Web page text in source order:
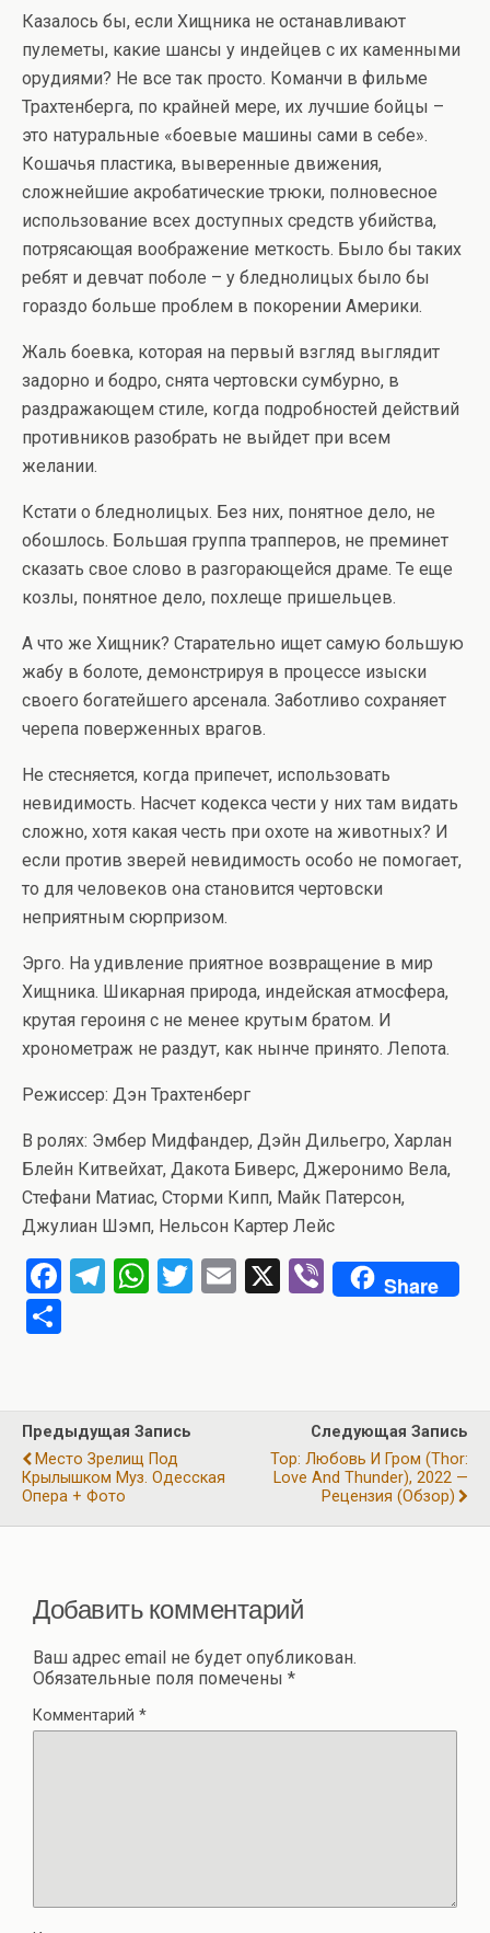
Казалось бы, если Хищника не останавливают
пулеметы, какие шансы у индейцев с их каменными
орудиями? Не все так просто. Команчи в фильме
Трахтенберга, по крайней мере, их лучшие бойцы –
это натуральные «боевые машины сами в себе».
Кошачья пластика, выверенные движения,
сложнейшие акробатические трюки, полновесное
использование всех доступных средств убийства,
потрясающая воображение меткость. Было бы таких
ребят и девчат поболе – у бледнолицых было бы
гораздо больше проблем в покорении Америки.
Жаль боевка, которая на первый взгляд выглядит
задорно и бодро, снята чертовски сумбурно, в
раздражающем стиле, когда подробностей действий
противников разобрать не выйдет при всем
желании.
Кстати о бледнолицых. Без них, понятное дело, не
обошлось. Большая группа трапперов, не преминет
сказать свое слово в разгорающейся драме. Те еще
козлы, понятное дело, похлеще пришельцев.
А что же Хищник? Старательно ищет самую большую
жабу в болоте, демонстрируя в процессе изыски
своего богатейшего арсенала. Заботливо сохраняет
черепа поверженных врагов.
Не стесняется, когда припечет, использовать
невидимость. Насчет кодекса чести у них там видать
сложно, хотя какая честь при охоте на животных? И
если против зверей невидимость особо не помогает,
то для человеков она становится чертовски
неприятным сюрпризом.
Эрго. На удивление приятное возвращение в мир
Хищника. Шикарная природа, индейская атмосфера,
крутая героиня с не менее крутым братом. И
хронометраж не раздут, как нынче принято. Лепота.
Режиссер: Дэн Трахтенберг
В ролях: Эмбер Мидфандер, Дэйн Дильегро, Харлан
Блейн Китвейхат, Дакота Биверс, Джеронимо Вела,
Стефани Матиас, Сторми Кипп, Майк Патерсон,
Джулиан Шэмп, Нельсон Картер Лейс
F
o
o
k
T
a
m
W
A
p
p
T
E
X
Vi
Share
р
а
в
и
Предыдущая Запись
Место Зрелищ Под
Крылышком Муз. Одесская
Опера + Фото
Следующая Запись
Тор: Любовь И Гром (Thor:
Love And Thunder), 2022 —
Рецензия (обзор)
Добавить комментарий
Ваш адрес email не будет опубликован.
Обязательные поля помечены *
Комментарий *